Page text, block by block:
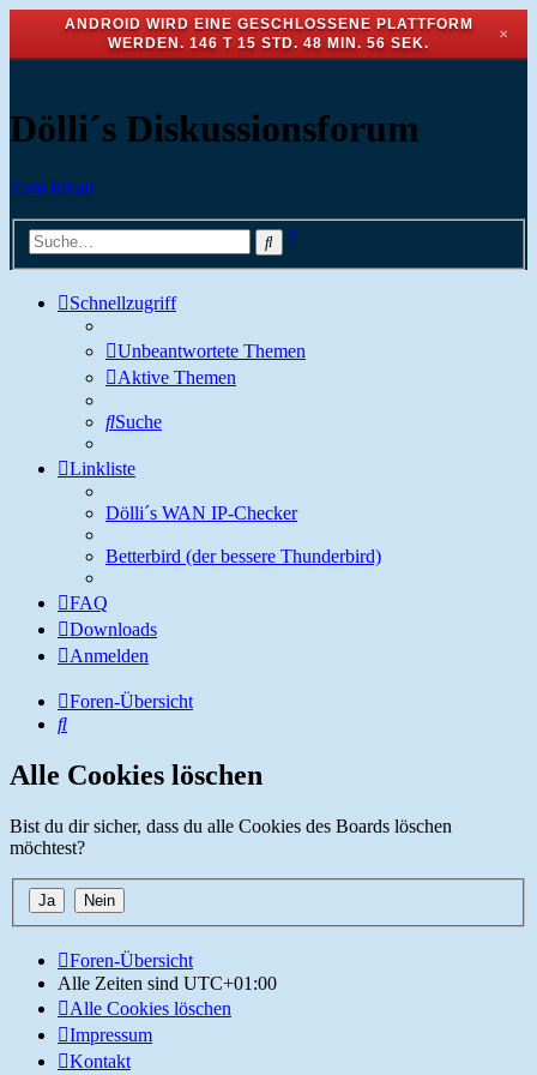
ANDROID WIRD EINE GESCHLOSSENE PLATTFORM
WERDEN. 146 T 15 STD. 48 MIN. 56 SEK.
✕
Dölli´s Diskussionsforum
Zum Inhalt
Suche
Schnellzugriff
Unbeantwortete Themen
Aktive Themen
Suche
Linkliste
Dölli´s WAN IP-Checker
Betterbird (der bessere Thunderbird)
FAQ
Downloads
Anmelden
Foren-Übersicht
Suche
Alle Cookies löschen
Bist du dir sicher, dass du alle Cookies des Boards löschen
möchtest?
Foren-Übersicht
Alle Zeiten sind UTC+01:00
Alle Cookies löschen
Impressum
Kontakt